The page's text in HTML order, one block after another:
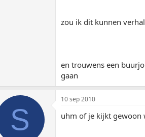
zou ik dit kunnen
en trouwens een
gaan
S
10 sep 2010
uhm of je kijkt gewoon